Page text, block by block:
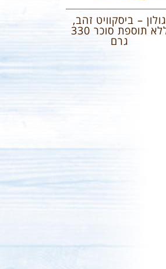
גולון – ביסקוויט זהב,
ללא תוספת סוכר 330
גרם